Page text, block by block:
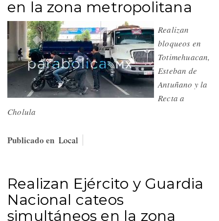
en la zona metropolitana
Realizan
bloqueos en
Totimehuacan,
Esteban de
Antuñano y la
Recta a
Cholula
Publicado en Local
Realizan Ejército y Guardia
Nacional cateos
simultáneos en la zona